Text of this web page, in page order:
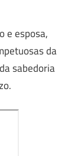
e esposa,
da
sabedoria